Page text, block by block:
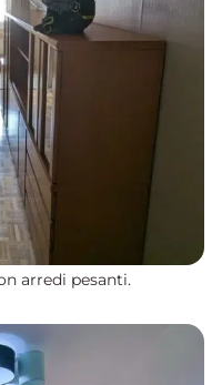
arredi pesanti.